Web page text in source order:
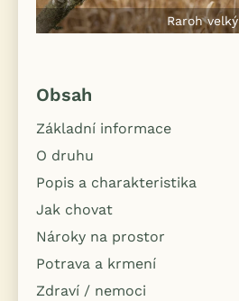
Raroh velký
Obsah
Základní informace
O druhu
Popis a charakteristika
Jak chovat
Nároky na prostor
Potrava a krmení
Zdraví / nemoci